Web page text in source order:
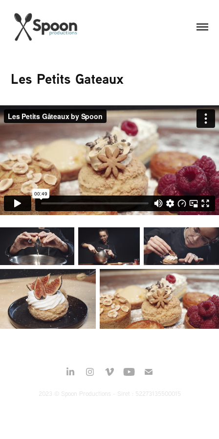
Les Petits Gateaux
2023 © Spoon Productions - Siret : 52273135500015